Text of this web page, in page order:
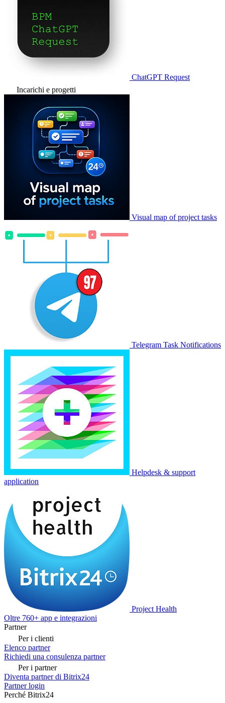
ChatGPT Request
Incarichi e progetti
Visual map of project tasks
Telegram Task Notifications
Helpdesk & support
application
Project Health
Oltre 760+ app e integrazioni
Partner
Per i clienti
Elenco partner
Richiedi una consulenza partner
Per i partner
Diventa partner di Bitrix24
Partner login
Perché Bitrix24